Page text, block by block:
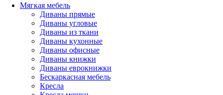
Мягкая мебель
Диваны прямые
Диваны угловые
Диваны из ткани
Диваны кухонные
Диваны офисные
Диваны книжки
Диваны еврокнижки
Бескаркасная мебель
Кресла